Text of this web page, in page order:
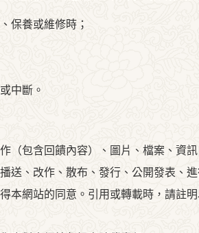
保養或維修時；
中斷。
（包含回饋內容）、圖片、檔案、資
送、改作、散布、發行、公開發表、
本網站的同意。引用或轉載時，請註